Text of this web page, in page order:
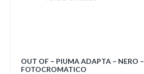
OUT OF – PIUMA ADAPTA – NERO –
FOTOCROMATICO